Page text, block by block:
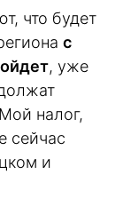
что будет
с
, уже
налог,
сейчас
и